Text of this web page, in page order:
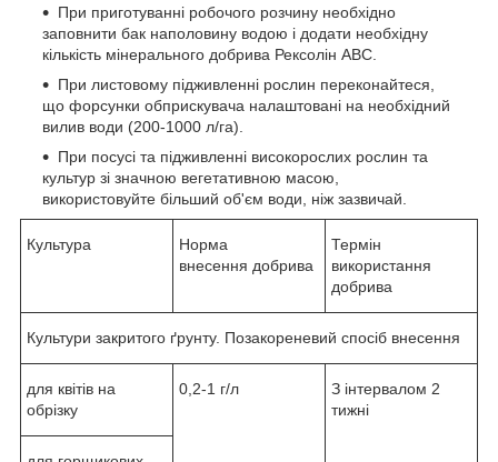
При приготуванні робочого розчину необхідно
заповнити бак наполовину водою і додати необхідну
кількість мінерального добрива Рексолін АВС.
При листовому підживленні рослин переконайтеся,
що форсунки обприскувача налаштовані на необхідний
вилив води (200-1000 л/га).
При посусі та підживленні високорослих рослин та
культур зі значною вегетативною масою,
використовуйте більший об'єм води, ніж зазвичай.
Культура
Норма
внесення добрива
Термін
використання
добрива
Культури закритого ґрунту. Позакореневий спосіб внесення
для квітів на
обрізку
0,2-1 г/л
З інтервалом 2
тижні